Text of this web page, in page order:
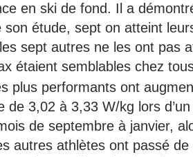
en ski de fond. Il a
son étude, sept on atteint
sept autres ne les ont pas
étaient semblables chez
plus performants ont
de 3,02 à 3,33 W/kg lors
de septembre à janvier,
autres athlètes ont passé